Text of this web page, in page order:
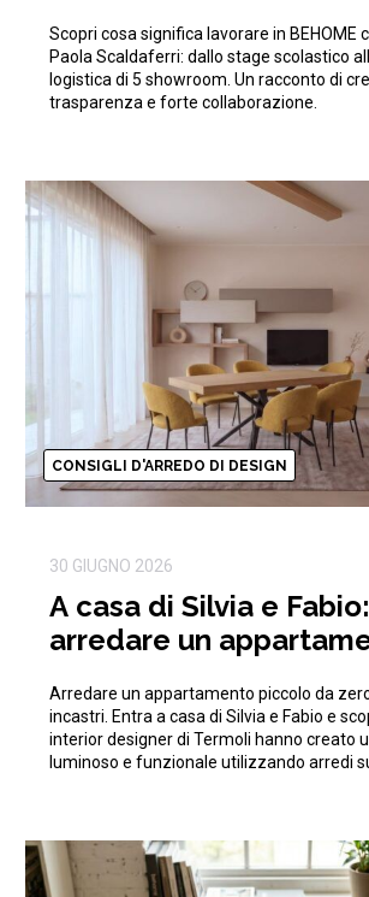
Scopri cosa significa lavorare in BEHOME
Paola Scaldaferri: dallo stage scolastico
logistica di 5 showroom. Un racconto di
trasparenza e forte collaborazione.
CONSIGLI D'ARREDO DI DESIGN
30 GIUGNO 2026
A casa di Silvia e
arredare un
gli spazi
Arredare un appartamento piccolo da
incastri. Entra a casa di Silvia e Fabio e
interior designer di Termoli hanno creato
luminoso e funzionale utilizzando arredi